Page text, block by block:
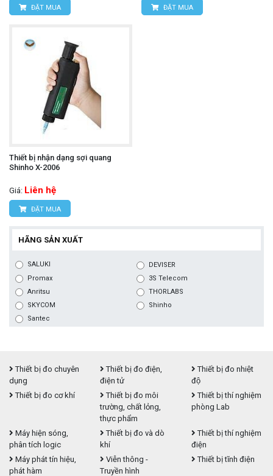
ĐẶT MUA ĐẶT MUA
Thiết bị nhận dạng sợi quang
Shinho X-2006
Giá: Liên hệ
ĐẶT MUA
HÃNG SẢN XUẤT
SALUKI
DEVISER
Promax
3S Telecom
Anritsu
THORLABS
SKYCOM
Shinho
Santec
Thiết bị đo chuyên
dụng
Thiết bị đo điện,
điện tử
Thiết bị đo nhiệt
độ
Thiết bị đo cơ khí
Thiết bị đo môi
trường, chất lỏng,
thực phẩm
Thiết bị thí nghiệm
phòng Lab
Máy hiện sóng,
phân tích logic
Thiết bị đo và dò
khí
Thiết bị thí nghiệm
điện
Máy phát tín hiệu,
phát hàm
Viễn thông -
Truyền hình
Thiết bị tĩnh điện